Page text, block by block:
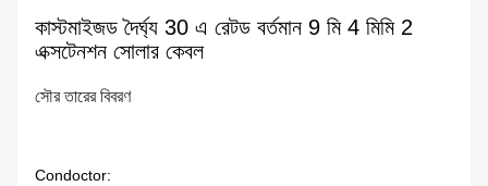
কাস্টমাইজড দৈর্ঘ্য 30 এ রেটড বর্তমান 9 মি 4 মিমি 2
এক্সটেনশন সোলার কেবল
সৌর তারের বিবরণ
Condoctor: